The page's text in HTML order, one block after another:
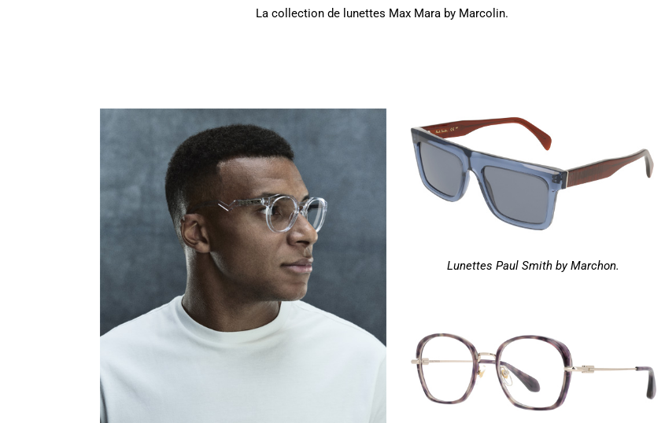
La collection de lunettes Max Mara by Marcolin.
Lunettes Paul Smith by Marchon.